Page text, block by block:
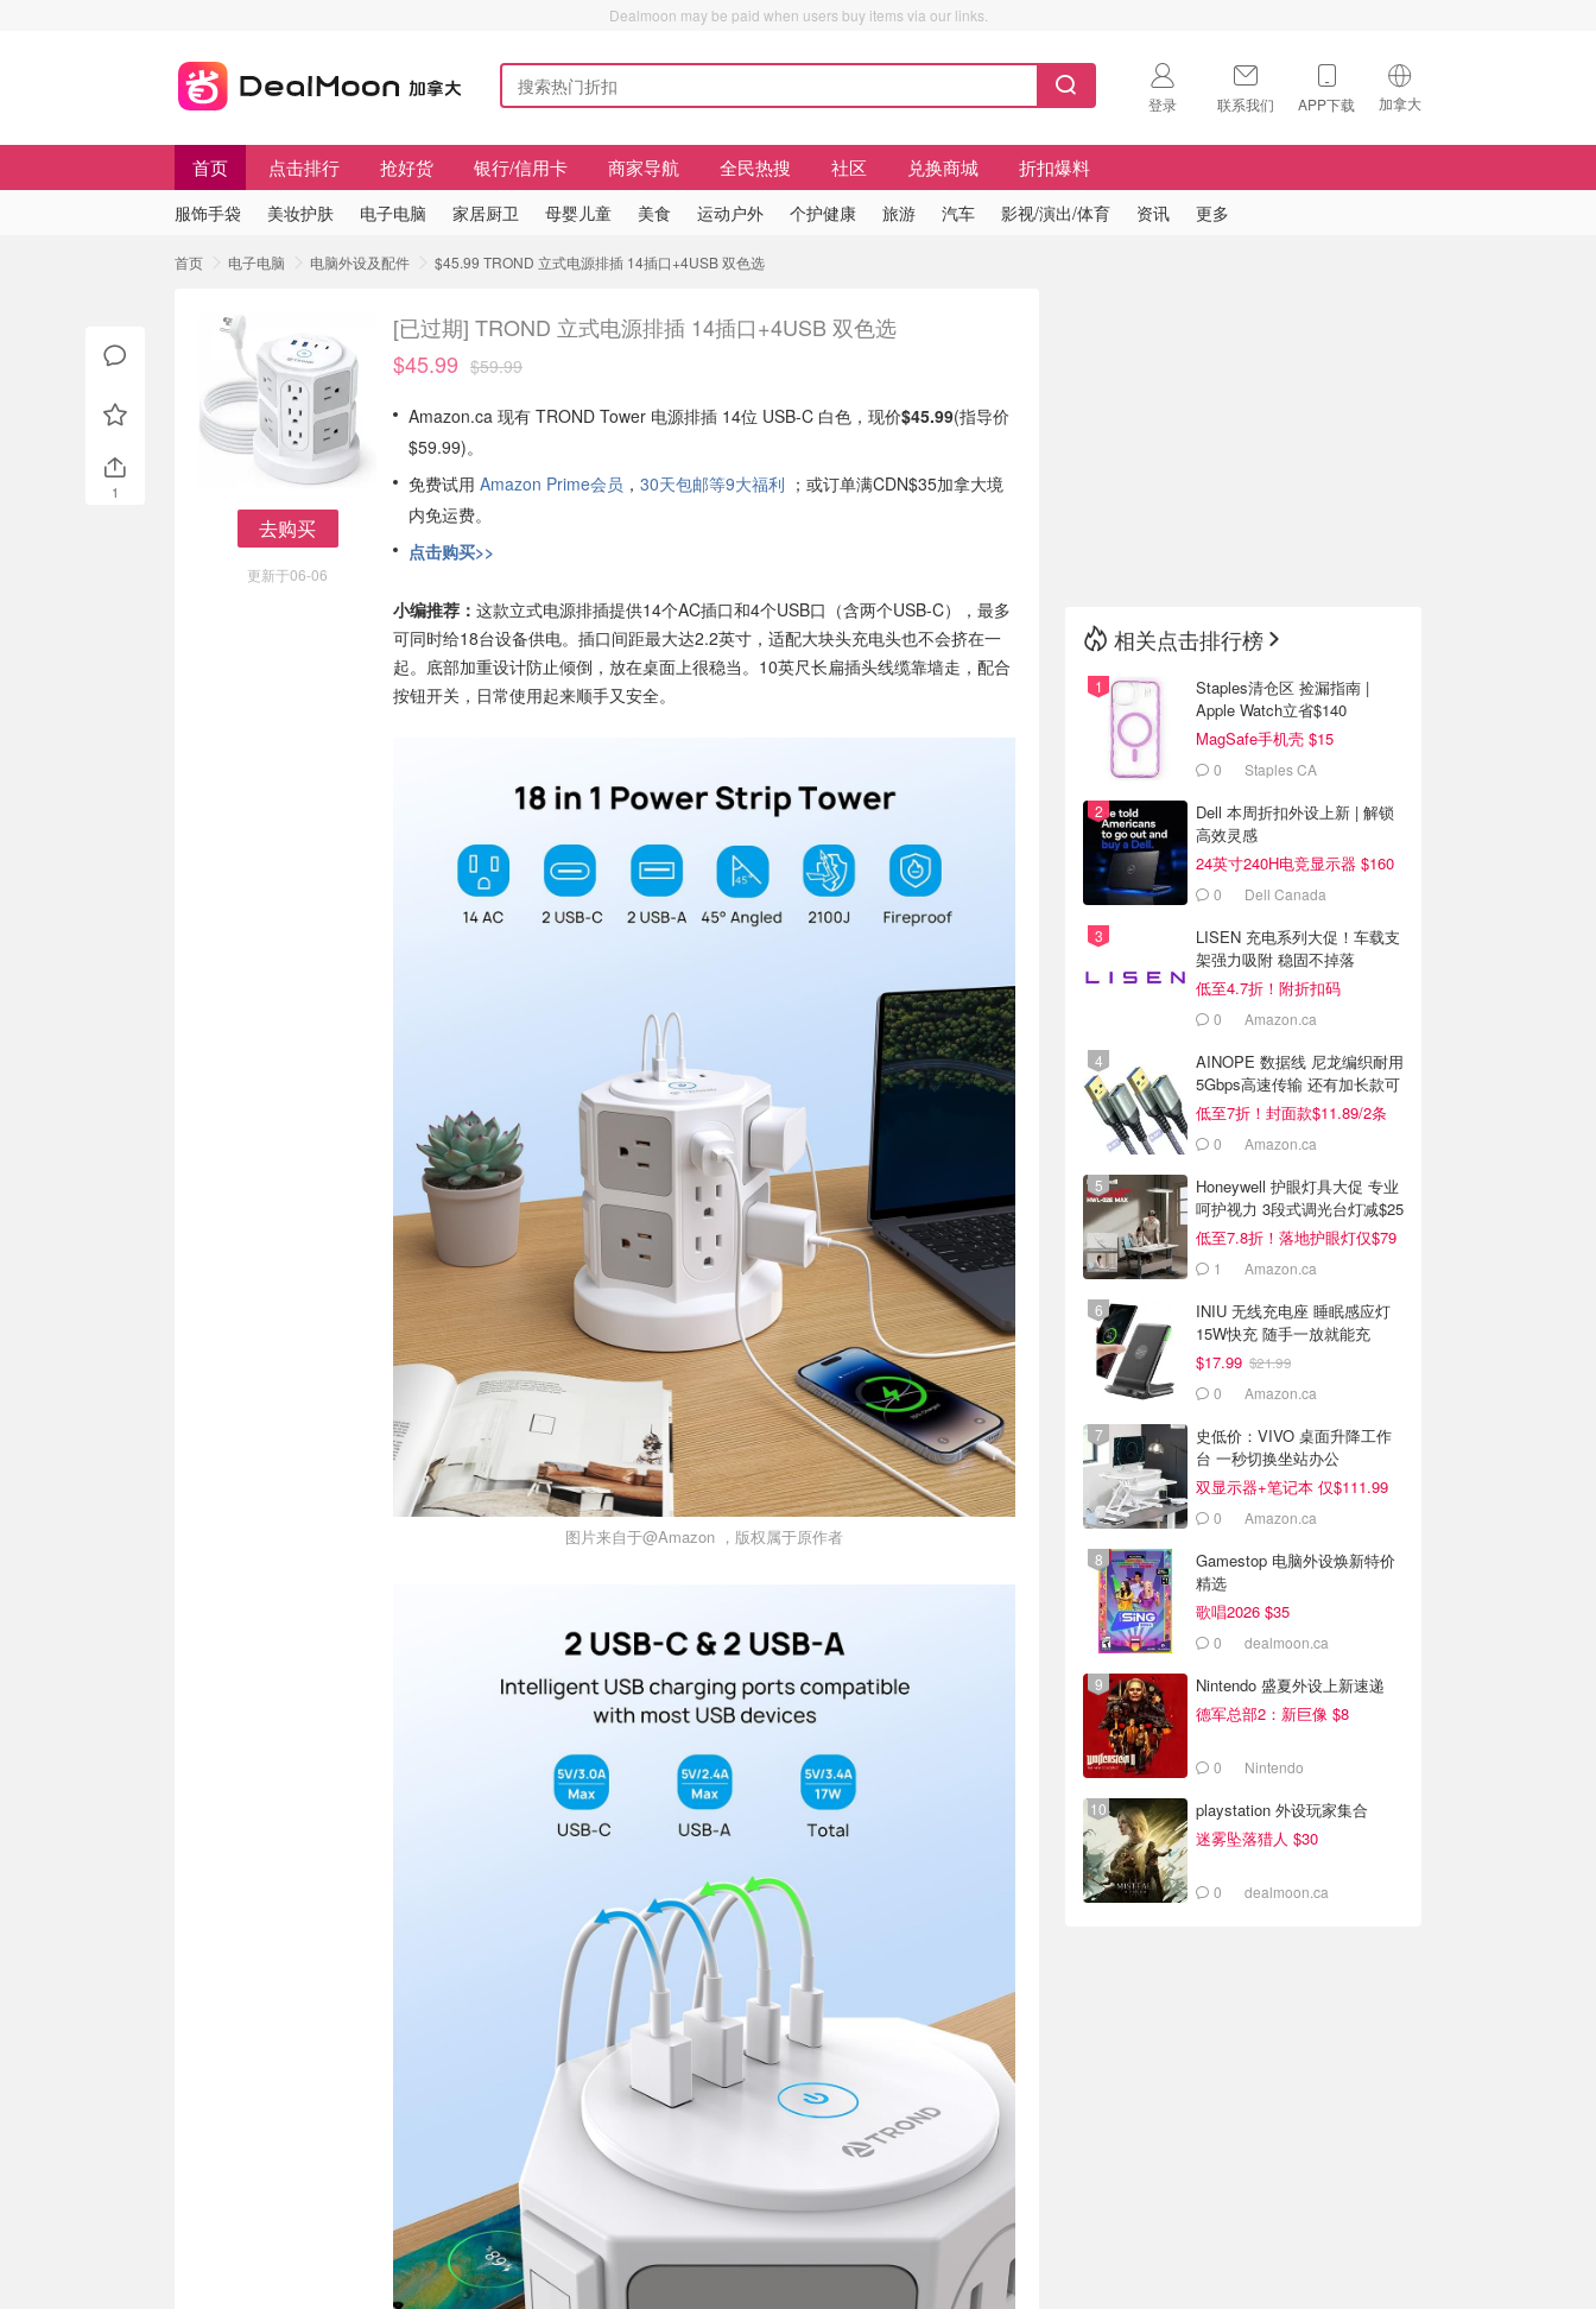
Dealmoon may be paid when users buy items via our links.
登录 联系我们 APP下载 加拿大
🇺🇸
首页 点击排行 抢好货 银行/信用卡 商家导航 全民热搜 社区 兑换商城 折扣爆料
服饰手袋 美妆护肤 电子电脑 家居厨卫 母婴儿童 美食 运动户外 个护健康 旅游 汽车 影视/演出/体育 资讯 更多
首页 电子电脑 电脑外设及配件 $45.99 TROND 立式电源排插 14插口+4USB 双色选
去购买
更新于06-06
[已过期] TROND 立式电源排插 14插口+4USB 双色选
$45.99 $59.99
Amazon.ca 现有 TROND Tower 电源排插 14位 USB-C 白色，现价$45.99(指导价
$59.99)。
免费试用 Amazon Prime会员 ， 30天包邮等9大福利 ；或订单满CDN$35加拿大境
内免运费。
点击购买>>
小编推荐： 这款立式电源排插提供14个AC插口和4个USB口（含两个USB-C），最多
可同时给18台设备供电。插口间距最大达2.2英寸，适配大块头充电头也不会挤在一
起。底部加重设计防止倾倒，放在桌面上很稳当。10英尺长扁插头线缆靠墙走，配合
按钮开关，日常使用起来顺手又安全。
图片来自于@Amazon ，版权属于原作者
1
相关点击排行榜
Staples清仓区 捡漏指南 |
Apple Watch立省$140
MagSafe手机壳 $15
0 Staples CA
Dell 本周折扣外设上新 | 解锁
高效灵感
24英寸240H电竞显示器 $160
0 Dell Canada
LISEN 充电系列大促！车载支
架强力吸附 稳固不掉落
低至4.7折！附折扣码
0 Amazon.ca
AINOPE 数据线 尼龙编织耐用
5Gbps高速传输 还有加长款可
选
低至7折！封面款$11.89/2条
0 Amazon.ca
Honeywell 护眼灯具大促 专业
呵护视力 3段式调光台灯减$25
低至7.8折！落地护眼灯仅$79
1 Amazon.ca
INIU 无线充电座 睡眠感应灯
15W快充 随手一放就能充
$17.99 $21.99
0 Amazon.ca
史低价：VIVO 桌面升降工作
台 一秒切换坐站办公
双显示器+笔记本 仅$111.99
0 Amazon.ca
Gamestop 电脑外设焕新特价
精选
歌唱2026 $35
0 dealmoon.ca
Nintendo 盛夏外设上新速递
德军总部2：新巨像 $8
0 Nintendo
playstation 外设玩家集合
迷雾坠落猎人 $30
0 dealmoon.ca